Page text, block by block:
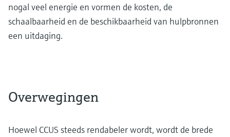
nogal veel energie en vormen de kosten, de
schaalbaarheid en de beschikbaarheid van hulpbronnen
een uitdaging.
Overwegingen
Hoewel CCUS steeds rendabeler wordt, wordt de brede